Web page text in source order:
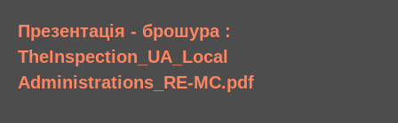
Презентація - брошура :
TheInspection_UA_Local
Administrations_RE-MC.pdf